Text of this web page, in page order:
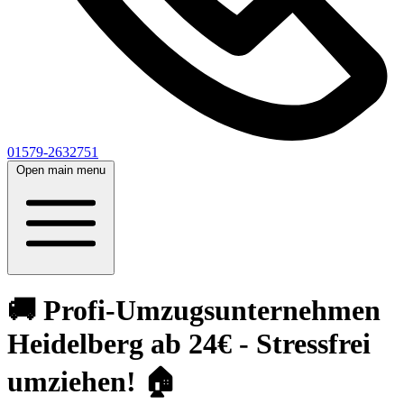
01579-2632751
Open main menu
🚚 Profi-Umzugsunternehmen
Heidelberg ab 24€ - Stressfrei
umziehen! 🏠